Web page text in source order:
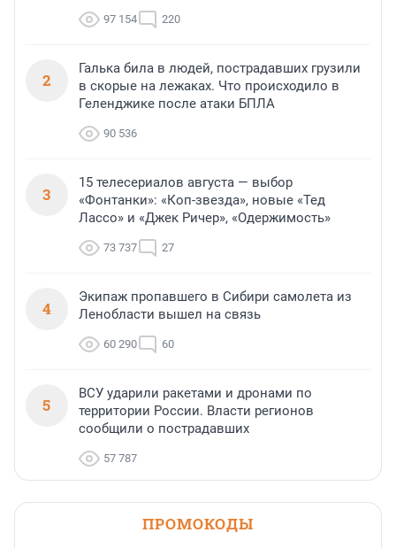
97 154 220
2
Галька била в людей, пострадавших грузили
в скорые на лежаках. Что происходило в
Геленджике после атаки БПЛА
90 536
3
15 телесериалов августа — выбор
«Фонтанки»: «Коп-звезда», новые «Тед
Лассо» и «Джек Ричер», «Одержимость»
73 737 27
4
Экипаж пропавшего в Сибири самолета из
Ленобласти вышел на связь
60 290 60
5
ВСУ ударили ракетами и дронами по
территории России. Власти регионов
сообщили о пострадавших
57 787
ПРОМОКОДЫ